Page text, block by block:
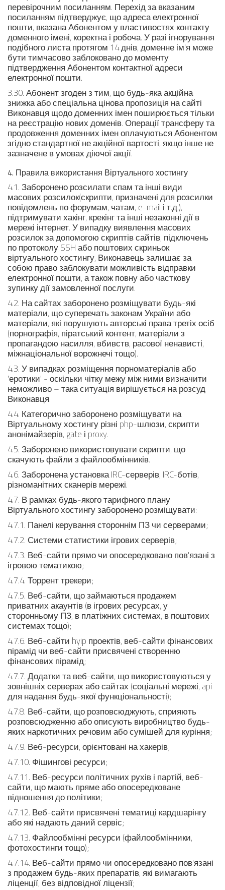
перевірочним посиланням. Перехід за вказаним
посиланням підтверджує, що адреса електронної
пошти, вказана Абонентом у властивостях контакту
доменного імені, коректна і робоча. У разі ігнорування
подібного листа протягом 14 днів, доменне ім'я може
бути тимчасово заблоковано до моменту
підтвердження Абонентом контактної адреси
електронної пошти.
3.30. Абонент згоден з тим, що будь-яка акційна
знижка або спеціальна цінова пропозиція на сайті
Виконавця щодо доменних імен поширюється тільки
на реєстрацію нових доменів. Операції трансферу та
продовження доменних імен оплачуються Абонентом
згідно стандартної не акційної вартості, якщо інше не
зазначене в умовах діючої акції.
4. Правила використання Віртуального хостингу
4.1. Заборонено розсилати спам та інші види
масових розсилок(скрипти, призначені для розсилки
повідомлень по форумам, чатам, e-mail і т.д.),
підтримувати хакінг, крекінг та інші незаконні дії в
мережі інтернет. У випадку виявлення масових
розсилок за допомогою скриптів сайтів, підключень
по протоколу SSH або поштових скриньок
віртуального хостингу, Виконавець залишає за
собою право заблокувати можливість відправки
електронної пошти, а також повну або часткову
зупинку дії замовленної послуги.
4.2. На сайтах заборонено розміщувати будь-які
матеріали, що суперечать законам України або
матеріали, які порушують авторські права третіх осіб
(порнографія, піратський контент, матеріали з
пропагандою насилля, вбивств, расової ненависті,
міжнаціональної ворожнечі тощо).
4.3. У випадках розміщення порноматеріалів або
'еротики' - оскільки чітку межу між ними визначити
неможливо – така ситуація вирішується на розсуд
Виконавця.
4.4. Категорично заборонено розміщувати на
Віртуальному хостингу різні php-шлюзи, скрипти
анонімайзерів, gate і proxy.
4.5. Заборонено використовувати скрипти, що
скачують файли з файлообмінників.
4.6. Заборонена установка IRC-серверів, IRC-ботів,
різноманітних сканерів мережі.
4.7. В рамках будь-якого тарифного плану
Віртуального хостингу заборонено розміщувати:
4.7.1. Панелі керування стороннім ПЗ чи серверами;
4.7.2. Системи статистики ігрових серверів;
4.7.3. Веб-сайти прямо чи опосередковано пов'язані з
ігровою тематикою;
4.7.4. Торрент трекери;
4.7.5. Веб-сайти, що займаються продажем
приватних акаунтів (в ігрових ресурсах, у
сторонньому ПЗ, в платіжних системах, в поштових
системах тощо);
4.7.6. Веб-сайти hyip проектів, веб-сайти фінансових
пірамід чи веб-сайти присвячені створенню
фінансових пірамід;
4.7.7. Додатки та веб-сайти, що використовуються у
зовнішніх серверах або сайтах (соціальні мережі, api
для надання будь-якої функціональності);
4.7.8. Веб-сайти, що розповсюджують, сприяють
розповсюдженню або описують виробництво будь-
яких наркотичних речовим або сумішей для куріння;
4.7.9. Веб-ресурси, орієнтовані на хакерів;
4.7.10. Фішингові ресурси;
4.7.11. Веб-ресурси політичних рухів і партій, веб-
сайти, що мають пряме або опосередковане
відношення до політики;
4.7.12. Веб-сайти присвячені тематиці кардшарінгу
або які надають даний сервіс;
4.7.13. Файлообмінні ресурси (файлообмінники,
фотохостинги тощо);
4.7.14. Веб-сайти прямо чи опосередковано пов'язані
з продажем будь-яких препаратів, які вимагають
ліценції, без відповідної ліцензії;